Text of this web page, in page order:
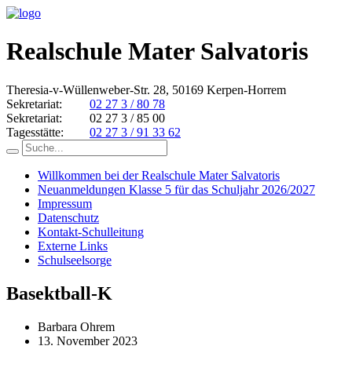
Realschule Mater Salvatoris
Theresia-v-Wüllenweber-Str. 28, 50169 Kerpen-Horrem
Sekretariat:
02 27 3 / 80 78
Sekretariat:
02 27 3 / 85 00
Tagesstätte:
02 27 3 / 91 33 62
Willkommen bei der Realschule Mater Salvatoris
Neuanmeldungen Klasse 5 für das Schuljahr 2026/2027
Impressum
Datenschutz
Kontakt-Schulleitung
Externe Links
Schulseelsorge
Basektball-K
Barbara Ohrem
13. November 2023